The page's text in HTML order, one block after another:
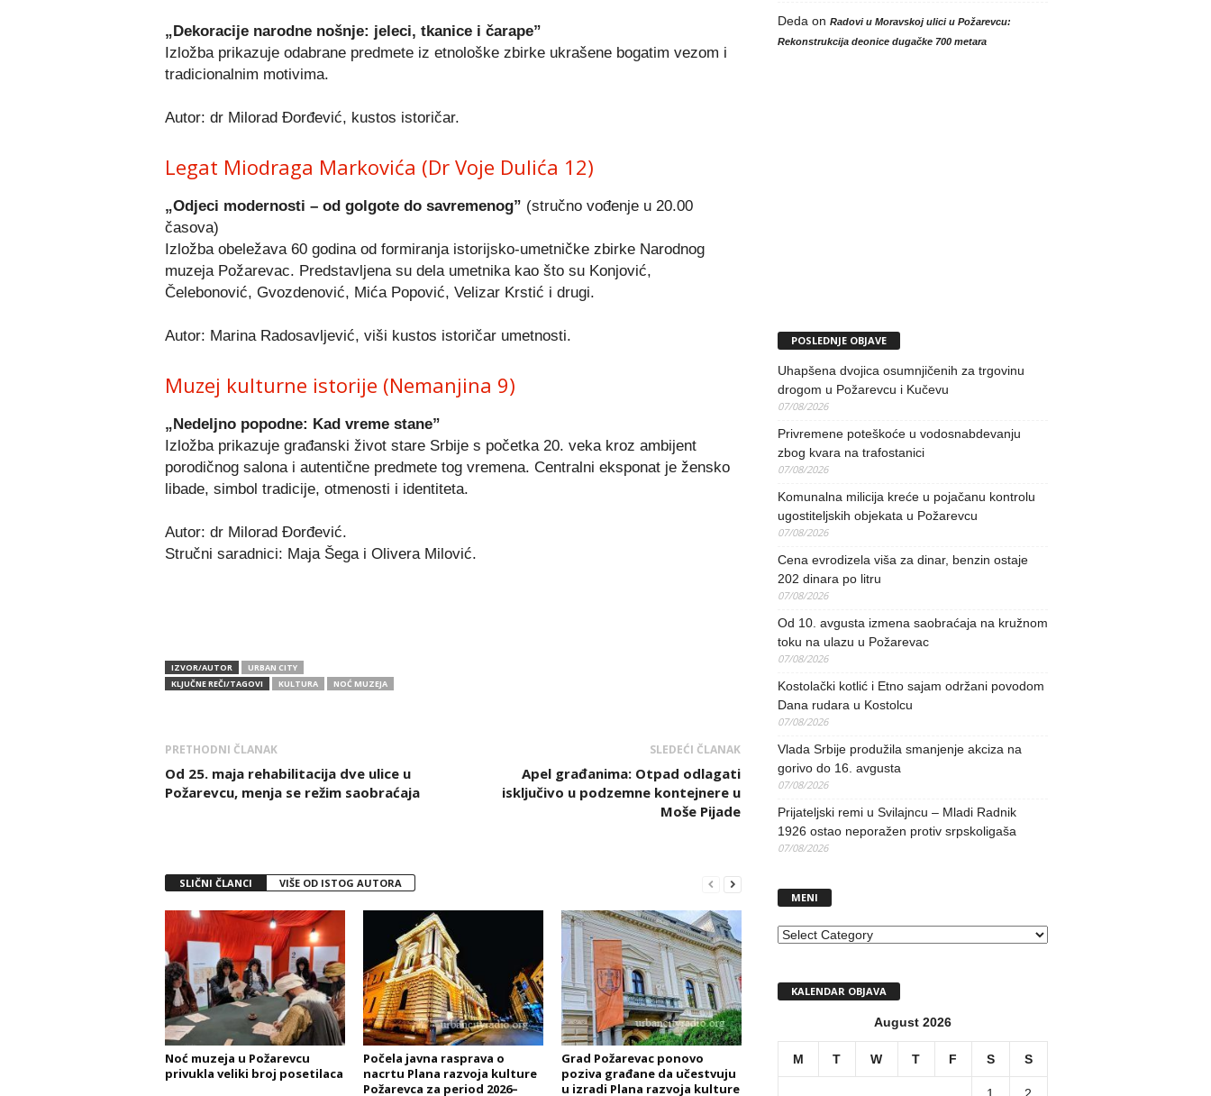
„Dekoracije narodne nošnje: jeleci, tkanice i čarape”
Izložba prikazuje odabrane predmete iz etnološke zbirke ukrašene bogatim vezom i
tradicionalnim motivima.
Autor: dr Milorad Đorđević, kustos istoričar.
Legat Miodraga Markovića (Dr Voje Dulića 12)
„Odjeci modernosti – od golgote do savremenog” (stručno vođenje u 20.00
časova)
Izložba obeležava 60 godina od formiranja istorijsko-umetničke zbirke Narodnog
muzeja Požarevac. Predstavljena su dela umetnika kao što su Konjović,
Čelebonović, Gvozdenović, Mića Popović, Velizar Krstić i drugi.
Autor: Marina Radosavljević, viši kustos istoričar umetnosti.
Muzej kulturne istorije (Nemanjina 9)
„Nedeljno popodne: Kad vreme stane”
Izložba prikazuje građanski život stare Srbije s početka 20. veka kroz ambijent
porodičnog salona i autentične predmete tog vremena. Centralni eksponat je žensko
libade, simbol tradicije, otmenosti i identiteta.
Autor: dr Milorad Đorđević.
Stručni saradnici: Maja Šega i Olivera Milović.
IZVOR/AUTOR
URBAN CITY
KLJUČNE REČI/TAGOVI
KULTURA NOĆ MUZEJA
PRETHODNI ČLANAK
Od 25. maja rehabilitacija dve ulice u
Požarevcu, menja se režim saobraćaja
SLEDEĆI ČLANAK
Apel građanima: Otpad odlagati
isključivo u podzemne kontejnere u
Moše Pijade
SLIČNI ČLANCI VIŠE OD ISTOG AUTORA
Noć muzeja u Požarevcu
privukla veliki broj posetilaca
Počela javna rasprava o
nacrtu Plana razvoja kulture
Požarevca za period 2026–
Grad Požarevac ponovo
poziva građane da učestvuju
u izradi Plana razvoja kulture
Deda on Radovi u Moravskoj ulici u Požarevcu:
Rekonstrukcija deonice dugačke 700 metara
POSLEDNJE OBJAVE
Uhapšena dvojica osumnjičenih za trgovinu
drogom u Požarevcu i Kučevu
07/08/2026
Privremene poteškoće u vodosnabdevanju
zbog kvara na trafostanici
07/08/2026
Komunalna milicija kreće u pojačanu kontrolu
ugostiteljskih objekata u Požarevcu
07/08/2026
Cena evrodizela viša za dinar, benzin ostaje
202 dinara po litru
07/08/2026
Od 10. avgusta izmena saobraćaja na kružnom
toku na ulazu u Požarevac
07/08/2026
Kostolački kotlić i Etno sajam održani povodom
Dana rudara u Kostolcu
07/08/2026
Vlada Srbije produžila smanjenje akciza na
gorivo do 16. avgusta
07/08/2026
Prijateljski remi u Svilajncu – Mladi Radnik
1926 ostao neporažen protiv srpskoligaša
07/08/2026
MENI
MENI
KALENDAR OBJAVA
August 2026
M T W T F S S
1 2